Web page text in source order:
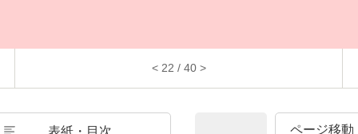
< 22 / 40 >
表紙・目次